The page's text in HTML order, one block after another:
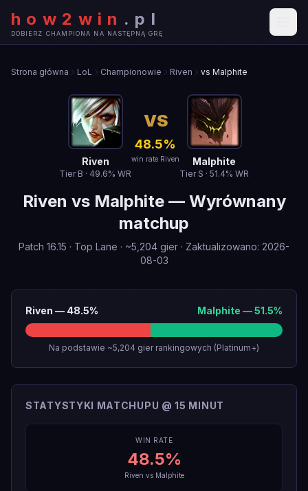
how2win . pl
DOBIERZ CHAMPIONA NA NASTĘPNĄ GRĘ
Strona główna LoL Championowie Riven vs Malphite
Riven
Tier B · 49.6% WR
VS
48.5%
win rate Riven Malphite
Tier S · 51.4% WR
Riven vs Malphite— Wyrównany
matchup
Patch 16.15 · Top Lane · ~5,204 gier · Zaktualizowano: 2026-
08-03
Riven — 48.5% Malphite —51.5%
Na podstawie ~5,204 gier rankingowych (Platinum+)
STATYSTYKI MATCHUPU @ 15 MINUT
WIN RATE
48.5%
Riven vs Malphite